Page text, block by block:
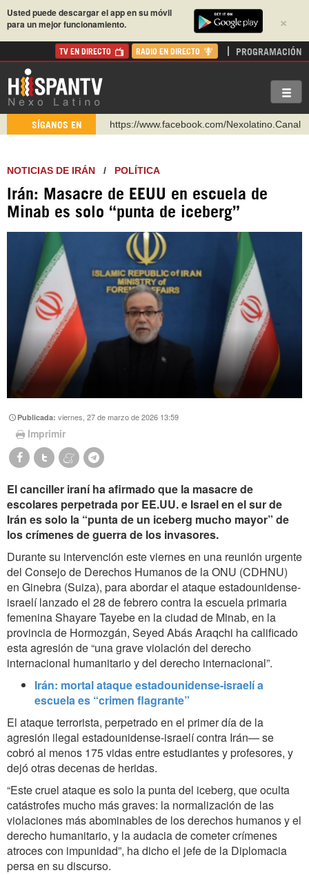
×
Usted puede descargar el app en su móvil
para un mejor funcionamiento.
TV EN DIRECTO RADIO EN DIRECTO PROGRAMACIÓN
SÍGANOS EN
https://www.facebook.com/Nexolatino.Canal
http://twitter.com/nexo_latino
https://t.me/hispantvcanal
https://urmedium.com/c/hispantv
Instagram como: hispan_tv
NOTICIAS DE IRÁN / POLÍTICA
Irán: Masacre de EEUU en escuela de
Minab es solo “punta de iceberg”
Publicada:viernes, 27 de marzo de 2026 13:59
Imprimir
El canciller iraní ha afirmado que la masacre de
escolares perpetrada por EE.UU. e Israel en el sur de
Irán es solo la “punta de un iceberg mucho mayor” de
los crímenes de guerra de los invasores.
Durante su intervención este viernes en una reunión urgente
del Consejo de Derechos Humanos de la ONU (CDHNU)
en Ginebra (Suiza), para abordar el ataque estadounidense-
israelí lanzado el 28 de febrero contra la escuela primaria
femenina Shayare Tayebe en la ciudad de Minab, en la
provincia de Hormozgán, Seyed Abás Araqchi ha calificado
esta agresión de “una grave violación del derecho
internacional humanitario y del derecho internacional”.
Irán: mortal ataque estadounidense-israelí a
escuela es “crimen flagrante”
El ataque terrorista, perpetrado en el primer día de la
agresión ilegal estadounidense-israelí contra Irán— se
cobró al menos 175 vidas entre estudiantes y profesores, y
dejó otras decenas de heridas.
“Este cruel ataque es solo la punta del iceberg, que oculta
catástrofes mucho más graves: la normalización de las
violaciones más abominables de los derechos humanos y el
derecho humanitario, y la audacia de cometer crímenes
atroces con impunidad”, ha dicho el jefe de la Diplomacia
persa en su discurso.